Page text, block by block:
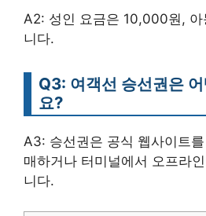
A2: 성인 요금은 10,000원,
니다.
Q3: 여객선 승선권은
요?
A3: 승선권은 공식 웹사이트
매하거나 터미널에서 오프라
니다.